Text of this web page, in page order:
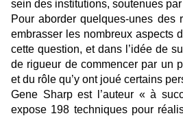
sein des institutions, soutenues
Pour aborder quelques-unes des
embrasser les nombreux aspects
cette question, et dans l’idée de
de rigueur de commencer par un
et du rôle qu’y ont joué certains
Gene Sharp est l’auteur « à
expose 198 techniques pour